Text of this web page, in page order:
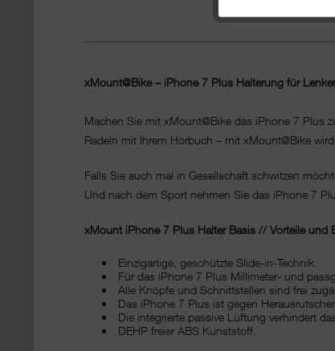
xMount@Bike – iPhone 7 Plus Halterung für
Machen Sie mit xMount@Bike das iPhone 7 Plus
Radeln mit Ihrem Hörbuch – mit xMount@Bike
Falls Sie auch mal in Gesellschaft schwitzen
Und nach dem Sport nehmen Sie das iPhone 7
xMount iPhone 7 Plus Halter Basis // Vorteile und
Einzigartige, geschützte Slide-in-Technik.
Für das iPhone 7 Plus Millimeter- und
Alle Knöpfe und Schnittstellen sind frei
Das iPhone 7 Plus ist gegen
Die integrierte passive Lüftung verhindert
DEHP freier ABS Kunststoff.